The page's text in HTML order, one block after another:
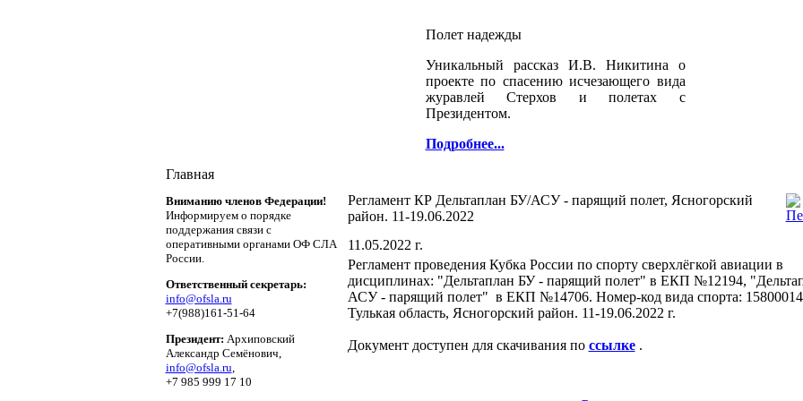
Полет надежды
Уникальный рассказ И.В. Никитина о
проекте по спасению исчезающего вида
журавлей Стерхов и полетах с
Президентом.
Подробнее...
Главная
Вниманию членов Федерации!
Информируем о порядке
поддержания связи c
оперативными органами ОФ СЛА
России.
Ответственный секретарь:
info@ofsla.ru
+7(988)161-51-64
Президент: Архиповский
Александр Семёнович,
info@ofsla.ru
+7 985 999 17 10
Регламент КР Дельтаплан БУ/АСУ - парящий полет, Ясногорский
район. 11-19.06.2022
11.05.2022 г.
Регламент проведения Кубка России по спорту сверхлёгкой авиации в
дисциплинах: "Дельтаплан БУ - парящий полет" в ЕКП №12194,
АСУ - парящий полет" в ЕКП №14706. Номер-код вида спорта:
Тулькая область, Ясногорский район. 11-19.06.2022 г.
Документ доступен для скачивания по ссылке.